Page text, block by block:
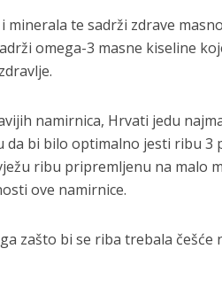
te sadrži zdrave
omega-3 masne kiseline
namirnica, Hrvati jedu
da bi bilo optimalno jesti ribu 3
ribu pripremljenu na malo
ove namirnice.
zašto bi se riba trebala češće